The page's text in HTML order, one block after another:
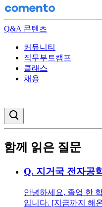
Q&A 콘텐츠
커뮤니티
직무부트캠프
클래스
채용
함께 읽은 질문
Q. 지거국 전자공
안녕하세요, 졸업 한
입니다. [지금까지 해